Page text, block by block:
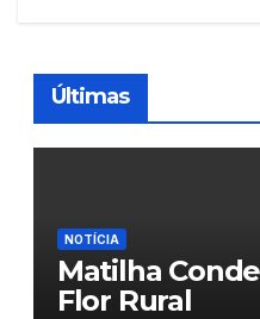
Últimas
NOTÍCIA
Matilha
Flor Rural